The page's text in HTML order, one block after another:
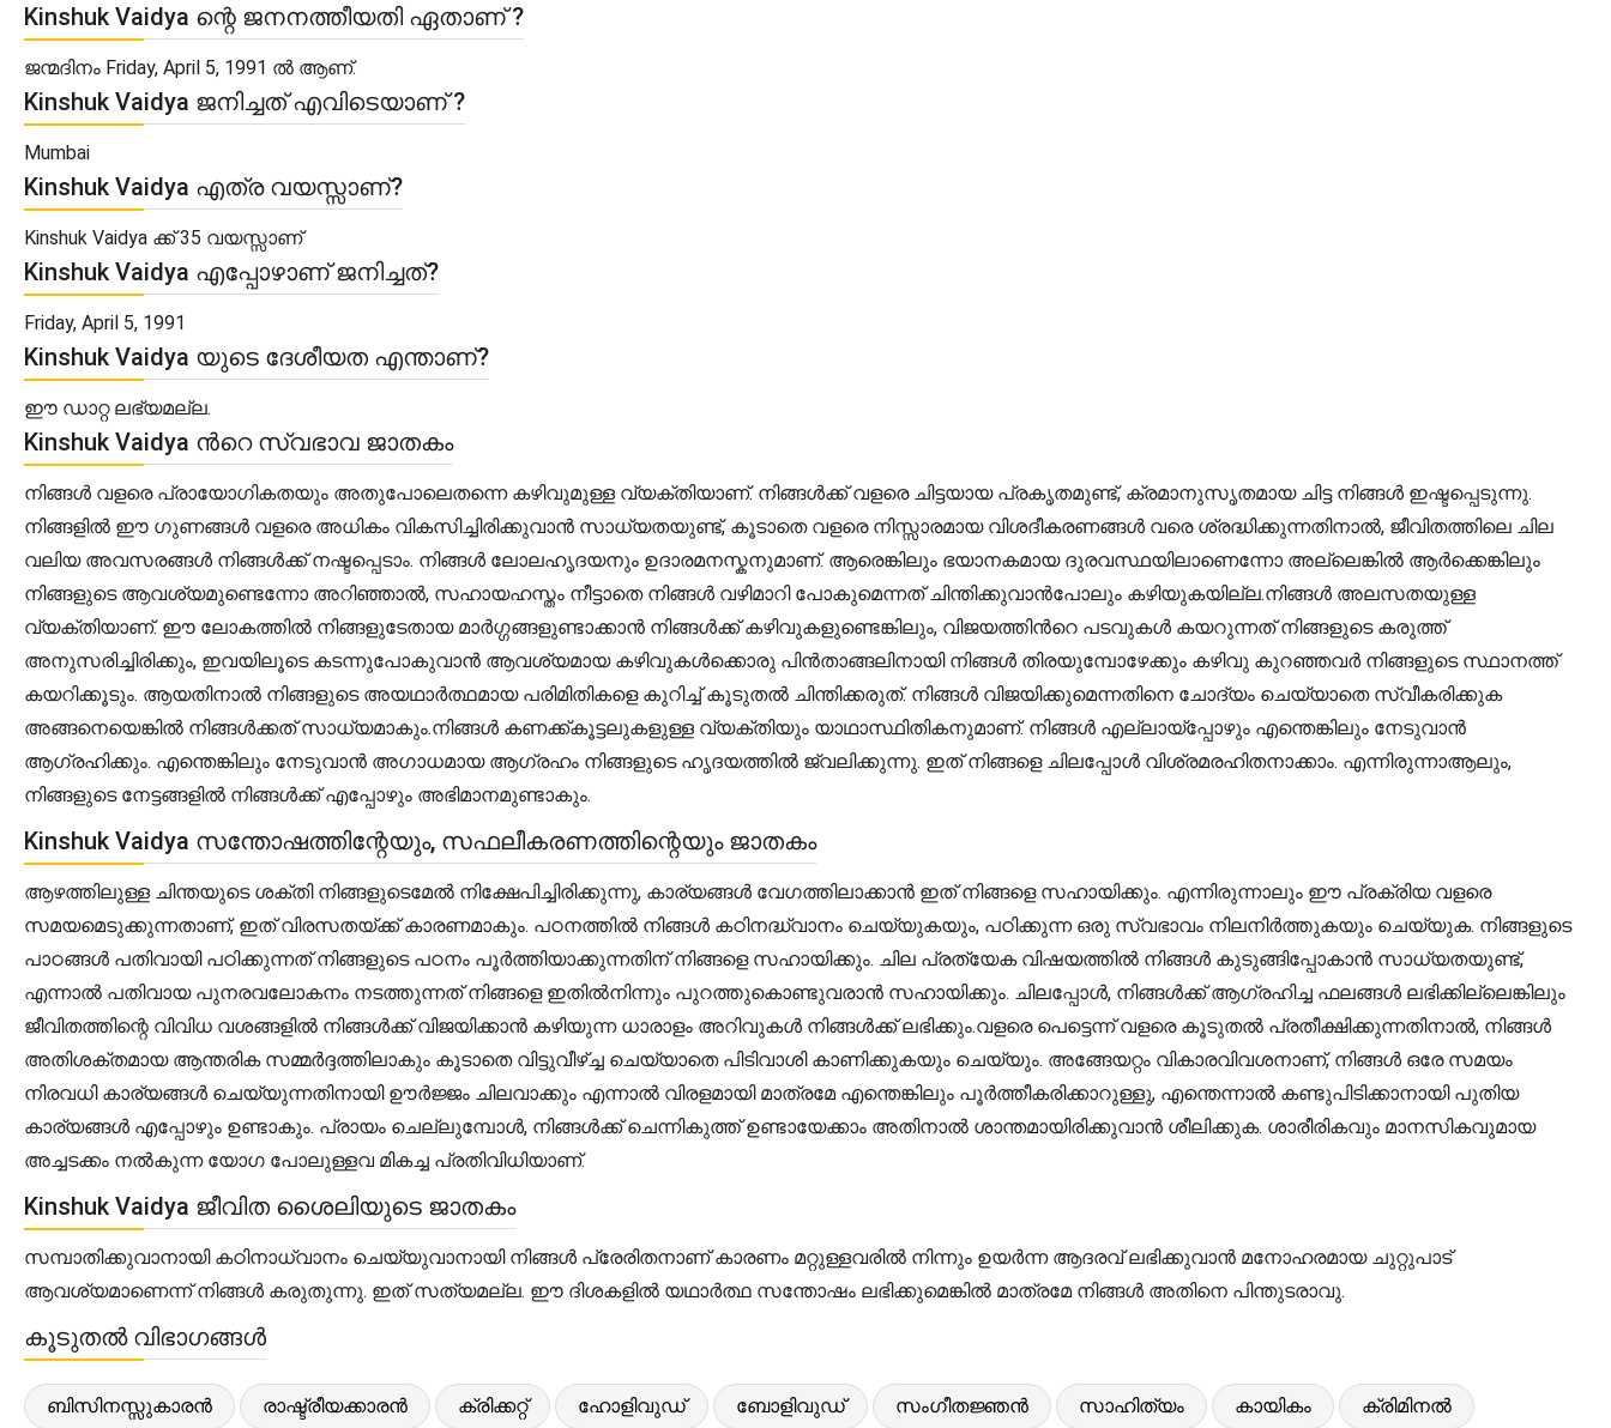
Kinshuk Vaidya ന്റെ ജനനത്തീയതി ഏതാണ് ?
ജന്മദിനം Friday, April 5, 1991 ൽ ആണ്.
Kinshuk Vaidya ജനിച്ചത് എവിടെയാണ് ?
Mumbai
Kinshuk Vaidya എത്ര വയസ്സാണ്?
Kinshuk Vaidya ക്ക് 35 വയസ്സാണ്
Kinshuk Vaidya എപ്പോഴാണ് ജനിച്ചത്?
Friday, April 5, 1991
Kinshuk Vaidya യുടെ ദേശീയത എന്താണ്?
ഈ ഡാറ്റ ലഭ്യമല്ല.
Kinshuk Vaidya ൻറെ സ്വഭാവ ജാതകം
നിങ്ങൾ വളരെ പ്രായോഗികതയും അതുപോലെതന്നെ കഴിവുമുള്ള വ്യക്തിയാണ്. നിങ്ങൾക്ക് വളരെ ചിട്ടയായ പ്രകൃതമുണ്ട്, ക്രമാനുസൃതമായ ചിട്ട നിങ്ങൾ ഇഷ്ടപ്പെടുന്നു.
നിങ്ങളിൽ ഈ ഗുണങ്ങൾ വളരെ അധികം വികസിച്ചിരിക്കുവാൻ സാധ്യതയുണ്ട്, കൂടാതെ വളരെ നിസ്സാരമായ വിശദീകരണങ്ങൾ വരെ ശ്രദ്ധിക്കുന്നതിനാൽ, ജീവിതത്തിലെ ചില
വലിയ അവസരങ്ങൾ നിങ്ങൾക്ക് നഷ്ടപ്പെടാം. നിങ്ങൾ ലോലഹൃദയനും ഉദാരമനസ്കനുമാണ്. ആരെങ്കിലും ഭയാനകമായ ദുരവസ്ഥയിലാണെന്നോ അല്ലെങ്കിൽ ആർക്കെങ്കിലും
നിങ്ങളുടെ ആവശ്യമുണ്ടെന്നോ അറിഞ്ഞാൽ, സഹായഹസ്തം നീട്ടാതെ നിങ്ങൾ വഴിമാറി പോകുമെന്നത് ചിന്തിക്കുവാൻപോലും കഴിയുകയില്ല.നിങ്ങൾ അലസതയുള്ള
വ്യക്തിയാണ്. ഈ ലോകത്തിൽ നിങ്ങളുടേതായ മാർഗ്ഗങ്ങളുണ്ടാക്കാൻ നിങ്ങൾക്ക് കഴിവുകളുണ്ടെങ്കിലും, വിജയത്തിന്‍റെ പടവുകൾ കയറുന്നത് നിങ്ങളുടെ കരുത്ത്
അനുസരിച്ചിരിക്കും, ഇവയിലൂടെ കടന്നുപോകുവാൻ ആവശ്യമായ കഴിവുകൾക്കൊരു പിൻതാങ്ങലിനായി നിങ്ങൾ തിരയുമ്പോഴേക്കും കഴിവു കുറഞ്ഞവർ നിങ്ങളുടെ സ്ഥാനത്ത്
കയറിക്കൂടും. ആയതിനാൽ നിങ്ങളുടെ അയഥാർത്ഥമായ പരിമിതികളെ കുറിച്ച് കൂടുതൽ ചിന്തിക്കരുത്. നിങ്ങൾ വിജയിക്കുമെന്നതിനെ ചോദ്യം ചെയ്യാതെ സ്വീകരിക്കുക
അങ്ങനെയെങ്കിൽ നിങ്ങൾക്കത് സാധ്യമാകും.നിങ്ങൾ കണക്ക്കൂട്ടലുകളുള്ള വ്യക്തിയും യാഥാസ്ഥിതികനുമാണ്. നിങ്ങൾ എല്ലായ്പ്പോഴും എന്തെങ്കിലും നേടുവാൻ
ആഗ്രഹിക്കും. എന്തെങ്കിലും നേടുവാൻ അഗാധമായ ആഗ്രഹം നിങ്ങളുടെ ഹൃദയത്തിൽ ജ്വലിക്കുന്നു. ഇത് നിങ്ങളെ ചിലപ്പോൾ വിശ്രമരഹിതനാക്കാം. എന്നിരുന്നാആലും,
നിങ്ങളുടെ നേട്ടങ്ങളിൽ നിങ്ങൾക്ക് എപ്പോഴും അഭിമാനമുണ്ടാകും.
Kinshuk Vaidya സന്തോഷത്തിന്റേയും, സഫലീകരണത്തിന്റെയും ജാതകം
ആഴത്തിലുള്ള ചിന്തയുടെ ശക്തി നിങ്ങളുടെമേൽ നിക്ഷേപിച്ചിരിക്കുന്നു, കാര്യങ്ങൾ വേഗത്തിലാക്കാൻ ഇത് നിങ്ങളെ സഹായിക്കും. എന്നിരുന്നാലും ഈ പ്രക്രിയ വളരെ
സമയമെടുക്കുന്നതാണ്, ഇത് വിരസതയ്ക്ക് കാരണമാകും. പഠനത്തിൽ നിങ്ങൾ കഠിനദ്ധ്വാനം ചെയ്യുകയും, പഠിക്കുന്ന ഒരു സ്വഭാവം നിലനിർത്തുകയും ചെയ്യുക. നിങ്ങളുടെ
പാഠങ്ങൾ പതിവായി പഠിക്കുന്നത് നിങ്ങളുടെ പഠനം പൂർത്തിയാക്കുന്നതിന് നിങ്ങളെ സഹായിക്കും. ചില പ്രത്യേക വിഷയത്തിൽ നിങ്ങൾ കുടുങ്ങിപ്പോകാൻ സാധ്യതയുണ്ട്,
എന്നാൽ പതിവായ പുനരവലോകനം നടത്തുന്നത് നിങ്ങളെ ഇതിൽനിന്നും പുറത്തുകൊണ്ടുവരാൻ സഹായിക്കും. ചിലപ്പോൾ, നിങ്ങൾക്ക് ആഗ്രഹിച്ച ഫലങ്ങൾ ലഭിക്കില്ലെങ്കിലും
ജീവിതത്തിന്റെ വിവിധ വശങ്ങളിൽ നിങ്ങൾക്ക് വിജയിക്കാൻ കഴിയുന്ന ധാരാളം അറിവുകൾ നിങ്ങൾക്ക് ലഭിക്കും.വളരെ പെട്ടെന്ന് വളരെ കൂടുതൽ പ്രതീക്ഷിക്കുന്നതിനാൽ, നിങ്ങൾ
അതിശക്തമായ ആന്തരിക സമ്മർദ്ദത്തിലാകും കൂടാതെ വിട്ടുവീഴ്ച്ച ചെയ്യാതെ പിടിവാശി കാണിക്കുകയും ചെയ്യും. അങ്ങേയറ്റം വികാരവിവശനാണ്, നിങ്ങൾ ഒരേ സമയം
നിരവധി കാര്യങ്ങൾ ചെയ്യുന്നതിനായി ഊർജ്ജം ചിലവാക്കും എന്നാൽ വിരളമായി മാത്രമേ എന്തെങ്കിലും പൂർത്തീകരിക്കാറുള്ളു, എന്തെന്നാൽ കണ്ടുപിടിക്കാനായി പുതിയ
കാര്യങ്ങൾ എപ്പോഴും ഉണ്ടാകും. പ്രായം ചെല്ലുമ്പോൾ, നിങ്ങൾക്ക് ചെന്നികുത്ത് ഉണ്ടായേക്കാം അതിനാൽ ശാന്തമായിരിക്കുവാൻ ശീലിക്കുക. ശാരീരികവും മാനസികവുമായ
അച്ചടക്കം നൽകുന്ന യോഗ പോലുള്ളവ മികച്ച പ്രതിവിധിയാണ്.
Kinshuk Vaidya ജീവിത ശൈലിയുടെ ജാതകം
സമ്പാതിക്കുവാനായി കഠിനാധ്വാനം ചെയ്യുവാനായി നിങ്ങൾ പ്രേരിതനാണ് കാരണം മറ്റുള്ളവരിൽ നിന്നും ഉയർന്ന ആദരവ് ലഭിക്കുവാൻ മനോഹരമായ ചുറ്റുപാട്
ആവശ്യമാണെന്ന് നിങ്ങൾ കരുതുന്നു. ഇത് സത്യമല്ല. ഈ ദിശകളിൽ യഥാർത്ഥ സന്തോഷം ലഭിക്കുമെങ്കിൽ മാത്രമേ നിങ്ങൾ അതിനെ പിന്തുടരാവു.
കൂടുതൽ വിഭാഗങ്ങൾ
ബിസിനസ്സുകാരൻ രാഷ്ട്രീയക്കാരൻ ക്രിക്കറ്റ് ഹോളിവുഡ് ബോളിവുഡ് സംഗീതജ്ഞൻ സാഹിത്യം കായികം ക്രിമിനൽ